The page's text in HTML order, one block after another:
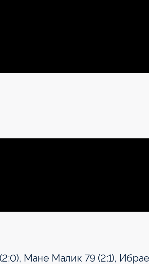
Мане Малик 79 (2:1),